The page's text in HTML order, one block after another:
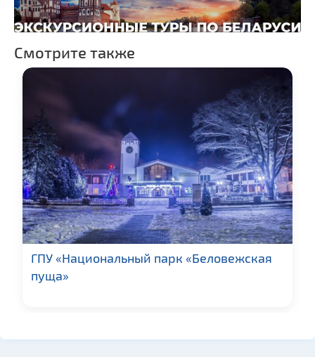
Смотрите также
ГПУ «Национальный парк «Беловежская
пуща»